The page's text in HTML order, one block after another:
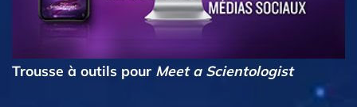
Trousse à outils pour Meet a Scientologist